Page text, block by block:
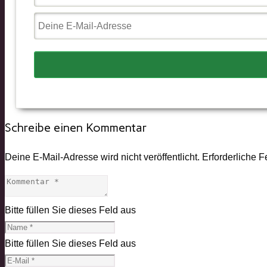
Schreibe einen Kommentar
Deine E-Mail-Adresse wird nicht veröffentlicht. Erforderliche
Bitte füllen Sie dieses Feld aus
Bitte füllen Sie dieses Feld aus